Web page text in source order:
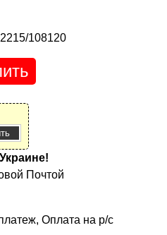
108120
Почтой
Оплата на р/с